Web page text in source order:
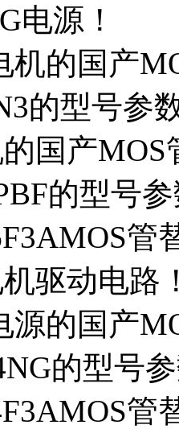
电源！
机的国产
的型号参
国产MOS
的型号
管
驱动电路
源的国产
的型号
管